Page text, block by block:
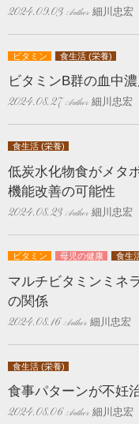
2024.09.03 細川忠宏
ビタミン 食生活 (栄養)
ビタミンB群の血中
2024.08.27 細川忠宏
食生活 (栄養)
低炭水化物食がメタ
機能改善の可能性
2024.08.23 細川忠宏
ビタミン 母児の健康 食生
マルチビタミンミネ
の関係
2024.08.16 細川忠宏
食生活 (栄養)
食事パターンが不妊
2024.08.06 細川忠宏